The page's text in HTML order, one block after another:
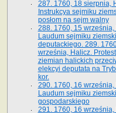
287. 1760, 18 sierpnia,
Instrukcya sejmiku
posłom na sejm walny
288. 1760, 15 września,
Laudum sejmiku
deputackiego. 289.
września, Halicz.
ziemian halickich
elekcyi deputata na
kor.
290. 1760, 16 września,
Laudum sejmiku
gospodarskiego
291. 1760, 16 września,